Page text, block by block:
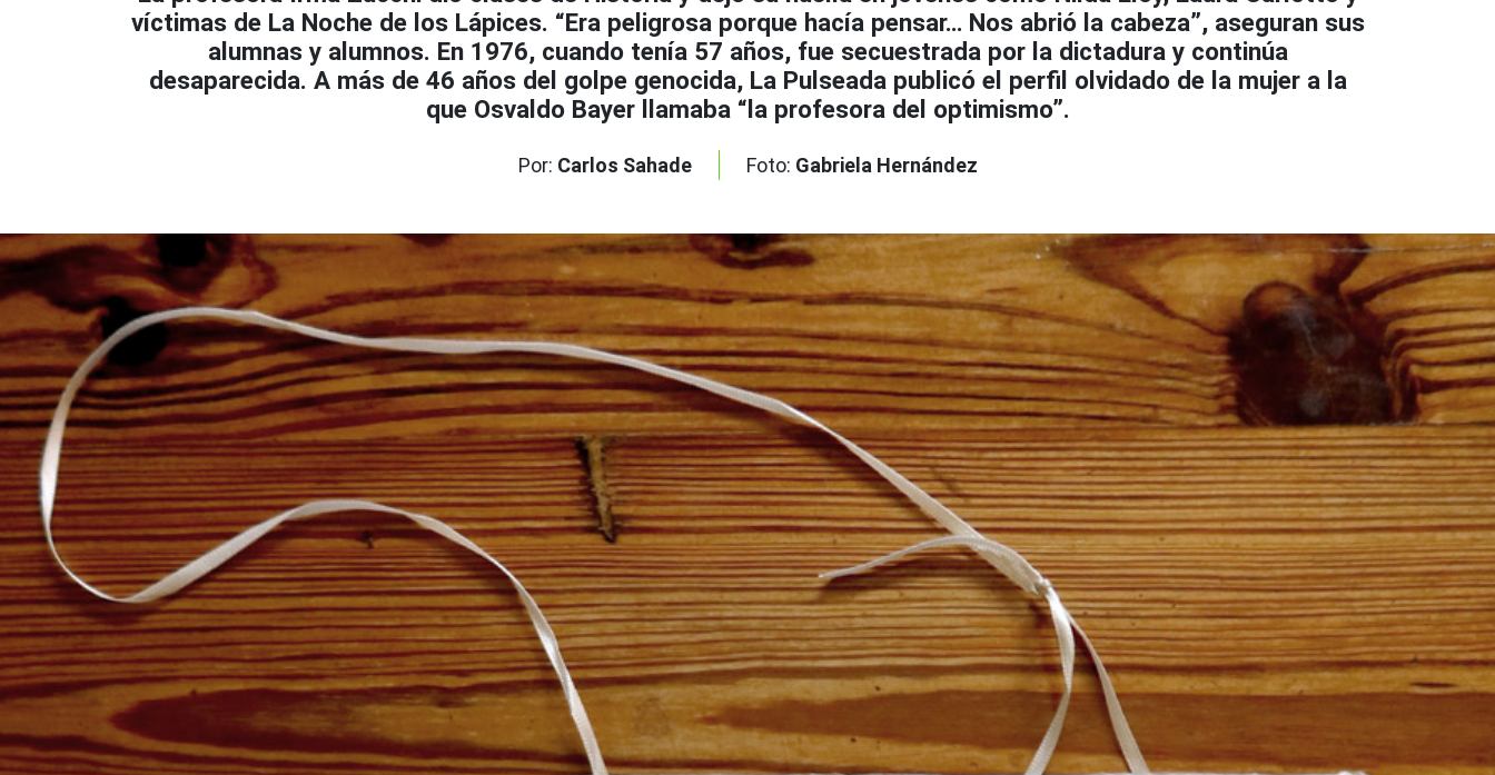
víctimas de La Noche de los Lápices. “Era peligrosa porque hacía pensar… Nos abrió la cabeza”, aseguran sus
alumnas y alumnos. En 1976, cuando tenía 57 años, fue secuestrada por la dictadura y continúa
desaparecida. A más de 46 años del golpe genocida, La Pulseada publicó el perfil olvidado de la mujer a la
que Osvaldo Bayer llamaba “la profesora del optimismo”.
Por: Carlos Sahade Foto: Gabriela Hernández